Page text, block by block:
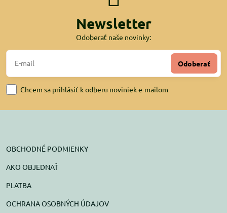
Newsletter
Odoberať naše novinky:
Odoberať
Chcem sa prihlásiť k odberu noviniek e-mailom
OBCHODNÉ PODMIENKY
AKO OBJEDNAŤ
PLATBA
OCHRANA OSOBNÝCH ÚDAJOV